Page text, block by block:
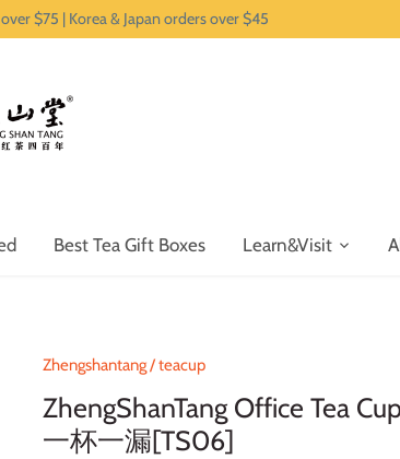
$75 | Korea & Japan orders over $45
Best Tea Gift Boxes Learn&Visit
Zhengshantang/teacup
ZhengShanTang Office Tea
一杯一漏[TS06]